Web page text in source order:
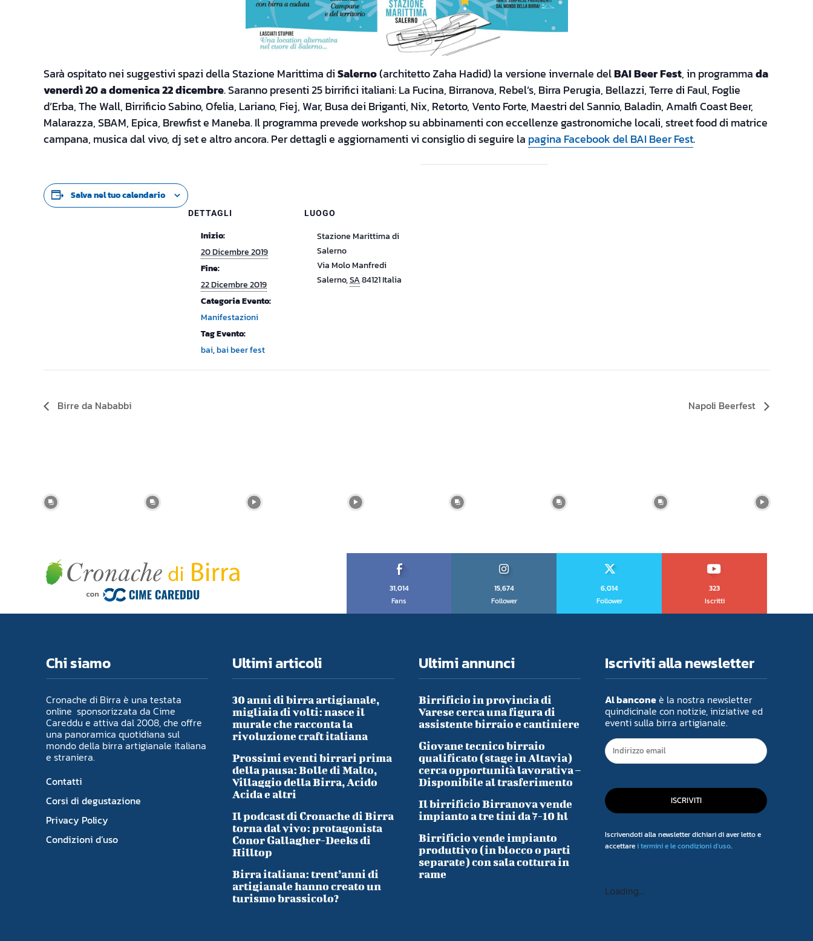
Sarà ospitato nei suggestivi spazi della Stazione Marittima diSalerno(architetto Zaha Hadid) la versione invernale delBAI Beer Fest, in programmada
venerdì 20 a domenica 22 dicembre. Saranno presenti 25 birrifici italiani: La Fucina, Birranova, Rebel’s, Birra Perugia, Bellazzi, Terre di Faul, Foglie
d’Erba, The Wall, Birrificio Sabino, Ofelia, Lariano, Fiej, War, Busa dei Briganti, Nix, Retorto, Vento Forte, Maestri del Sannio, Baladin, Amalfi Coast Beer,
Malarazza, SBAM, Epica, Brewfist e Maneba. Il programma prevede workshop su abbinamenti con eccellenze gastronomiche locali, street food di matrice
campana, musica dal vivo, dj set e altro ancora. Per dettagli e aggiornamenti vi consiglio di seguire la pagina Facebook del BAI Beer Fest.
Salva nel tuo calendario
DETTAGLI
Inizio:
20 Dicembre 2019
Fine:
22 Dicembre 2019
Categoria Evento:
Manifestazioni
Tag Evento:
bai,bai beer fest
LUOGO
Stazione Marittima di
Salerno
Via Molo Manfredi
Salerno,SA84121Italia
Birre da Nababbi Napoli Beerfest
31,014
Fans
15,674
Follower
6,014
Follower
323
Iscritti
Chi siamo
Cronache di Birra è una testata
online sponsorizzata da Cime
Careddu e attiva dal 2008, che offre
una panoramica quotidiana sul
mondo della birra artigianale italiana
e straniera.
Contatti
Corsi di degustazione
Privacy Policy
Condizioni d’uso
Ultimi articoli
30 anni di birra artigianale,
migliaia di volti: nasce il
murale che racconta la
rivoluzione craft italiana
Prossimi eventi birrari prima
della pausa: Bolle di Malto,
Villaggio della Birra, Acido
Acida e altri
Il podcast di Cronache di Birra
torna dal vivo: protagonista
Conor Gallagher-Deeks di
Hilltop
Birra italiana: trent’anni di
artigianale hanno creato un
turismo brassicolo?
Ultimi annunci
Birrificio in provincia di
Varese cerca una figura di
assistente birraio e cantiniere
Giovane tecnico birraio
qualificato (stage in Altavia)
cerca opportunità lavorativa –
Disponibile al trasferimento
Il birrificio Birranova vende
impianto a tre tini da 7-10 hl
Birrificio vende impianto
produttivo (in blocco o parti
separate) con sala cottura in
rame
Iscriviti alla newsletter
Al banconeè la nostra newsletter
quindicinale con notizie, iniziative ed
eventi sulla birra artigianale.
ISCRIVITI
Iscrivendoti alla newsletter dichiari di aver letto e
accettarei termini e le condizioni d'uso.
Loading...